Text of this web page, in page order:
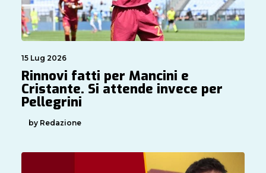
15 Lug 2026
Rinnovi fatti per Mancini e
Cristante. Si attende invece per
Pellegrini
by Redazione